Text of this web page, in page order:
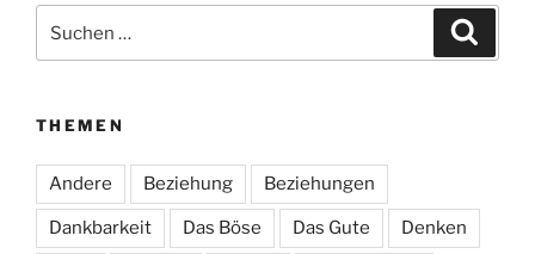
nach:
THEMEN
Andere Beziehung Beziehungen
Dankbarkeit Das Böse Das Gute Denken